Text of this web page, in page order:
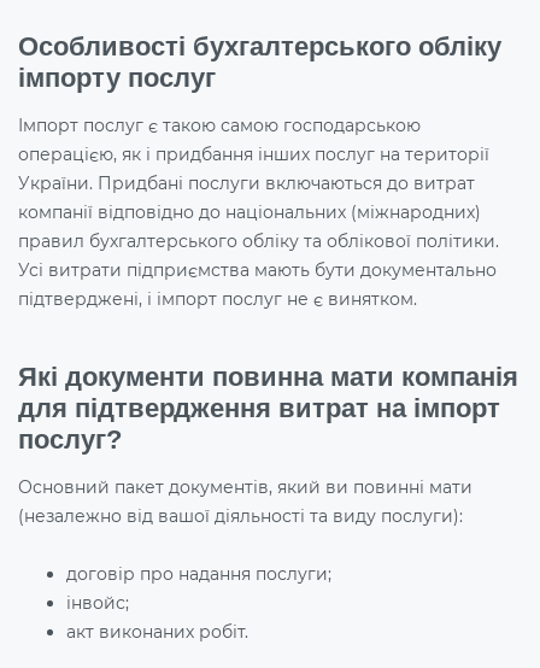
Особливості бухгалтерського обліку
імпорту послуг
Імпорт послуг є такою самою господарською
операцією, як і придбання інших послуг на території
України. Придбані послуги включаються до витрат
компанії відповідно до національних (міжнародних)
правил бухгалтерського обліку та облікової політики.
Усі витрати підприємства мають бути документально
підтверджені, і імпорт послуг не є винятком.
Які документи повинна мати компанія
для підтвердження витрат на імпорт
послуг?
Основний пакет документів, який ви повинні мати
(незалежно від вашої діяльності та виду послуги):
договір про надання послуги;
інвойс;
акт виконаних робіт.